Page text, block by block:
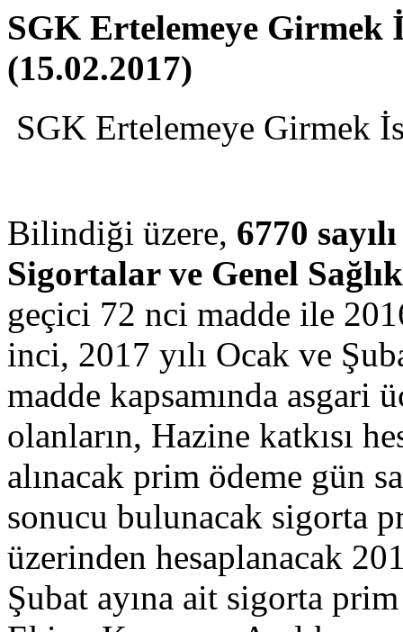
SGK Ertelemeye Girmek
(15.02.2017)
SGK Ertelemeye Girmek
Bilindiği üzere, 6770
Sigortalar ve Genel
geçici 72 nci madde ile
inci, 2017 yılı Ocak ve
madde kapsamında asgari
olanların, Hazine katkısı
alınacak prim ödeme gün
sonucu bulunacak sigorta
üzerinden hesaplanacak
Şubat ayına ait sigorta prim